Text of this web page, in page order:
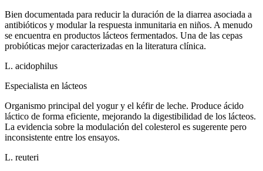
Bien documentada para reducir la duración de la diarrea asociada a
antibióticos y modular la respuesta inmunitaria en niños. A menudo
se encuentra en productos lácteos fermentados. Una de las cepas
probióticas mejor caracterizadas en la literatura clínica.
L. acidophilus
Especialista en lácteos
Organismo principal del yogur y el kéfir de leche. Produce ácido
láctico de forma eficiente, mejorando la digestibilidad de los lácteos.
La evidencia sobre la modulación del colesterol es sugerente pero
inconsistente entre los ensayos.
L. reuteri